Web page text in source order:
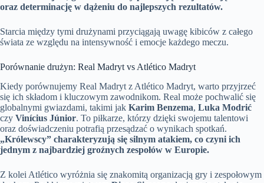
oraz determinację w dążeniu do najlepszych rezultatów.
Starcia między tymi drużynami przyciągają uwagę kibiców z całego
świata ze względu na intensywność i emocje każdego meczu.
Porównanie drużyn: Real Madryt vs Atlético Madryt
Kiedy porównujemy Real Madryt z Atlético Madryt, warto przyjrzeć
się ich składom i kluczowym zawodnikom. Real może pochwalić się
globalnymi gwiazdami, takimi jak Karim Benzema, Luka Modrić
czy Vinícius Júnior. To piłkarze, którzy dzięki swojemu talentowi
oraz doświadczeniu potrafią przesądzać o wynikach spotkań.
„Królewscy” charakteryzują się silnym atakiem, co czyni ich
jednym z najbardziej groźnych zespołów w Europie.
Z kolei Atlético wyróżnia się znakomitą organizacją gry i zespołowym